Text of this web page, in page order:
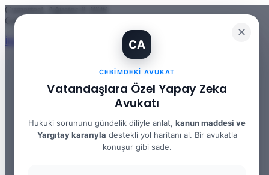
✕
CA
CEBIMDEKI AVUKAT
Vatandaşlara Özel Yapay Zeka
Avukatı
Hukuki sorununu gündelik diliyle anlat, kanun maddesi ve
Yargıtay kararıyla destekli yol haritanı al. Bir avukatla
konuşur gibi sade.
Cumartesi, Ağustos 8 2026
Güncel Makale
İhtiyaç Nedeniyle Tahliye: 9. Hukuk Dairesi 2025/7083 K.
Facebook
Instagram
WhatsApp